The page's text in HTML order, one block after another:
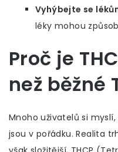
Vyhýbejte se
léky mohou
Proč je
než běžné
Mnoho uživatelů si
jsou v pořádku. Realita